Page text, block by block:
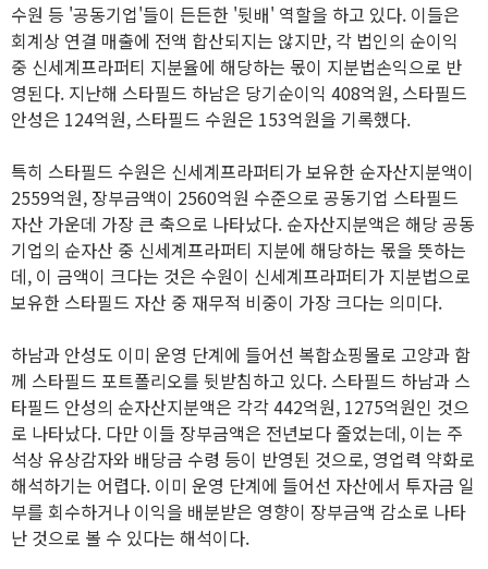
수원 등 '공동기업'들이 든든한 '뒷배' 역할을 하고 있다. 이들은
회계상 연결 매출에 전액 합산되지는 않지만, 각 법인의 순이익
중 신세계프라퍼티 지분율에 해당하는 몫이 지분법손익으로 반
영된다. 지난해 스타필드 하남은 당기순이익 408억원, 스타필드
안성은 124억원, 스타필드 수원은 153억원을 기록했다.
특히 스타필드 수원은 신세계프라퍼티가 보유한 순자산지분액이
2559억원, 장부금액이 2560억원 수준으로 공동기업 스타필드
자산 가운데 가장 큰 축으로 나타났다. 순자산지분액은 해당 공동
기업의 순자산 중 신세계프라퍼티 지분에 해당하는 몫을 뜻하는
데, 이 금액이 크다는 것은 수원이 신세계프라퍼티가 지분법으로
보유한 스타필드 자산 중 재무적 비중이 가장 크다는 의미다.
하남과 안성도 이미 운영 단계에 들어선 복합쇼핑몰로 고양과 함
께 스타필드 포트폴리오를 뒷받침하고 있다. 스타필드 하남과 스
타필드 안성의 순자산지분액은 각각 442억원, 1275억원인 것으
로 나타났다. 다만 이들 장부금액은 전년보다 줄었는데, 이는 주
석상 유상감자와 배당금 수령 등이 반영된 것으로, 영업력 약화로
해석하기는 어렵다. 이미 운영 단계에 들어선 자산에서 투자금 일
부를 회수하거나 이익을 배분받은 영향이 장부금액 감소로 나타
난 것으로 볼 수 있다는 해석이다.